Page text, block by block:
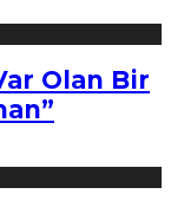
Olan Bir